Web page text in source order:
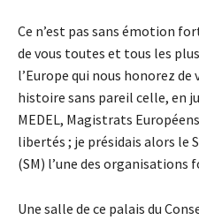
Ce n’est pas sans émotion
de vous toutes et tous les
l’Europe qui nous honorez de
histoire sans pareil celle, en
MEDEL, Magistrats
libertés ; je présidais alors le
(SM) l’une des organisations
Une salle de ce palais du